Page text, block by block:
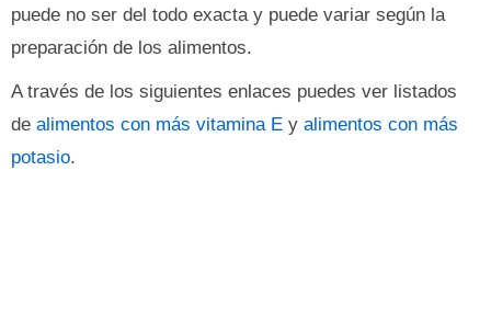
puede no ser del todo exacta y puede variar según la
preparación de los alimentos.
A través de los siguientes enlaces puedes ver listados
de alimentos con más vitamina E y alimentos con más
potasio.